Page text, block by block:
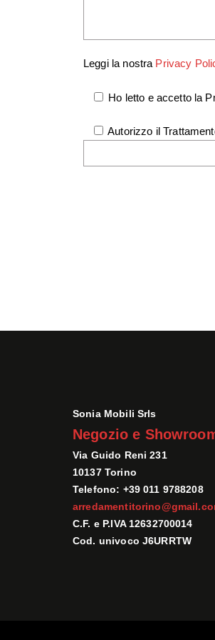
Leggi la nostra Privacy
Ho letto e accetto la
Autorizzo il
Sonia Mobili Srls
Negozio e
Via Guido Reni 231
10137 Torino
Telefono: +39 011 9788208
C.F. e P.IVA 12632700014
Cod. univoco J6URRTW